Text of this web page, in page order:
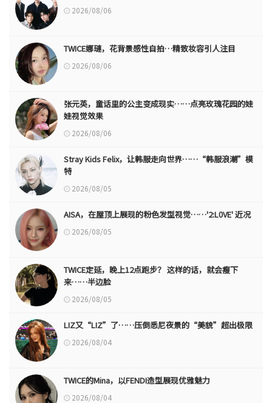
2026/08/06
TWICE娜璉，花背景感性自拍…精致妆容引人注目
2026/08/06
张元英，童话里的公主变成现实……点亮玫瑰花园的娃
娃视觉效果
2026/08/06
Stray Kids Felix，让韩服走向世界……“韩服浪潮”模
特
2026/08/05
AISA，在屋顶上展现的粉色发型视觉……'2:L0VE' 近况
2026/08/05
TWICE定延，晚上12点跑步？ 这样的话，就会瘦下
来……半边脸
2026/08/05
LIZ又“LIZ”了……压倒悉尼夜景的“美貌”超出极限
2026/08/04
TWICE的Mina，以FENDI造型展现优雅魅力
2026/08/04